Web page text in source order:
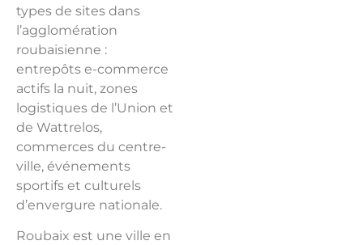
types de sites dans
l’agglomération
roubaisienne :
entrepôts e-commerce
actifs la nuit, zones
logistiques de l’Union et
de Wattrelos,
commerces du centre-
ville, événements
sportifs et culturels
d’envergure nationale.
Roubaix est une ville en